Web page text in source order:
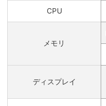
CPU
メモリ
ディスプレイ